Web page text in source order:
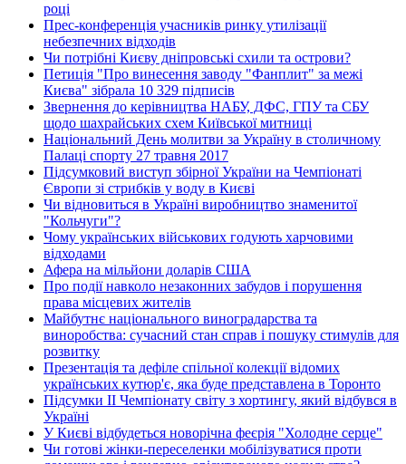
році
Прес-конференція учасників ринку утилізації
небезпечних відходів
Чи потрібні Києву дніпровські схили та острови?
Петиція "Про винесення заводу "Фанплит" за межі
Києва" зібрала 10 329 підписів
Звернення до керівництва НАБУ, ДФС, ГПУ та СБУ
щодо шахрайських схем Київської митниці
Національний День молитви за Україну в столичному
Палаці спорту 27 травня 2017
Підсумковий виступ збірної України на Чемпіонаті
Європи зі стрибків у воду в Києві
Чи відновиться в Україні виробництво знаменитої
"Кольчуги"?
Чому українських військових годують харчовими
відходами
Афера на мільйони доларів США
Про події навколо незаконних забудов і порушення
права місцевих жителів
Майбутнє національного виноградарства та
виноробства: сучасний стан справ і пошуку стимулів для
розвитку
Презентація та дефіле спільної колекції відомих
українських кутюр'є, яка буде представлена в Торонто
Підсумки ІІ Чемпіонату світу з хортингу, який відбувся в
Україні
У Києві відбудеться новорічна феєрія "Холодне серце"
Чи готові жінки-переселенки мобілізуватися проти